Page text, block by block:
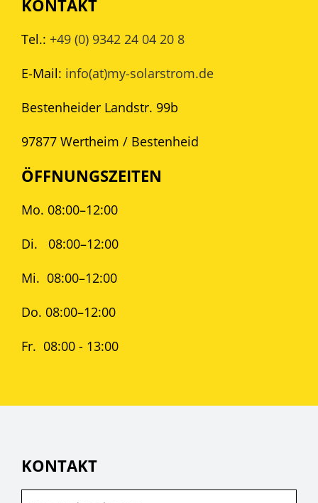
KONTAKT
Tel.: +49 (0) 9342 24 04 20 8
E-Mail: info(at)my-solarstrom.de
Bestenheider Landstr. 99b
97877 Wertheim / Bestenheid
ÖFFNUNGSZEITEN
Mo. 08:00–12:00
Di. 08:00–12:00
Mi. 08:00–12:00
Do. 08:00–12:00
Fr. 08:00 - 13:00
KONTAKT